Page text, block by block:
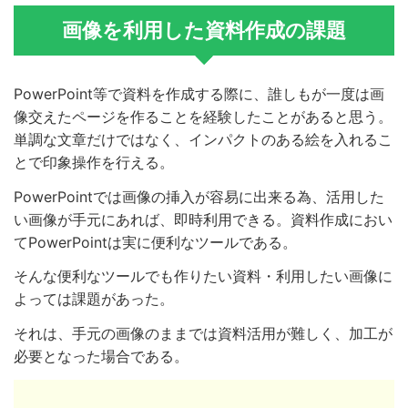
画像を利用した資料作成の課題
PowerPoint等で資料を作成する際に、誰しもが一度は画
像交えたページを作ることを経験したことがあると思う。
単調な文章だけではなく、インパクトのある絵を入れるこ
とで印象操作を行える。
PowerPointでは画像の挿入が容易に出来る為、活用した
い画像が手元にあれば、即時利用できる。資料作成におい
てPowerPointは実に便利なツールである。
そんな便利なツールでも作りたい資料・利用したい画像に
よっては課題があった。
それは、手元の画像のままでは資料活用が難しく、加工が
必要となった場合である。